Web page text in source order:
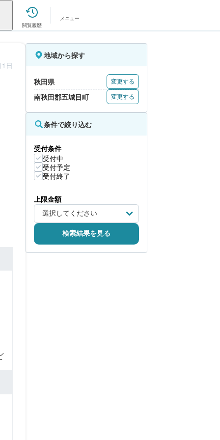
閲覧履歴
メニュー
日
地域から探す
秋田県 変更する
南秋田郡五城目町 変更する
条件で絞り込む
受付条件
受付中
受付予定
受付終了
上限金額
検索結果を見る